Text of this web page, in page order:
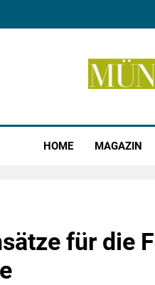
HOME MAGAZIN
für die